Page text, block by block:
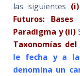
las siguientes (i)
Futuros:
Paradigma y (ii)
Taxonomías del
le fecha y a la
denomina un